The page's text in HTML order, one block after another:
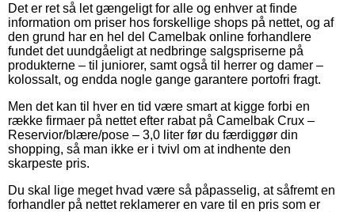
Det er ret så let gængeligt for alle og enhver at finde
information om priser hos forskellige shops på nettet, og af
den grund har en hel del Camelbak online forhandlere
fundet det uundgåeligt at nedbringe salgspriserne på
produkterne – til juniorer, samt også til herrer og damer –
kolossalt, og endda nogle gange garantere portofri fragt.
Men det kan til hver en tid være smart at kigge forbi en
række firmaer på nettet efter rabat på Camelbak Crux –
Reservior/blære/pose – 3,0 liter før du færdiggør din
shopping, så man ikke er i tvivl om at indhente den
skarpeste pris.
Du skal lige meget hvad være så påpasselig, at såfremt en
forhandler på nettet reklamerer en vare til en pris som er